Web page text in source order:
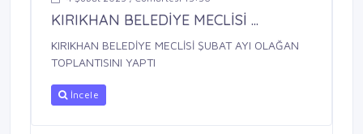
KIRIKHAN BELEDİYE MECLİSİ ...
KIRIKHAN BELEDİYE MECLİSİ ŞUBAT AYI OLAĞAN
TOPLANTISINI YAPTI
İncele